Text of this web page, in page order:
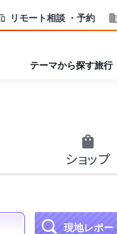
リモート相談 ・予約
テーマから探す旅行
ショップ
現地レポー